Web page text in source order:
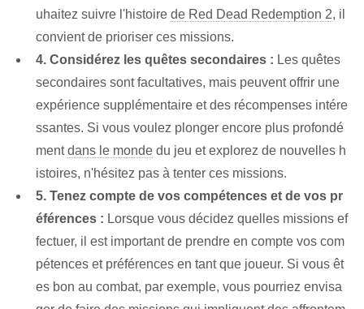
uhaitez suivre l'histoire de Red Dead Redemption 2, il
convient de prioriser ces missions.
4. Considérez les quêtes secondaires : Les quêtes
secondaires sont facultatives, mais peuvent offrir une
expérience supplémentaire et des récompenses intére
ssantes. Si vous voulez plonger encore plus profondé
mentdans le monde du jeu et explorez de nouvelles h
istoires, n'hésitez pas à tenter ces missions.
5. Tenez compte de vos compétences et de vos pr
éférences : Lorsque vous décidez quelles missions ef
fectuer, il est important de prendre en compte vos com
pétences et préférences en tant que joueur. Si vous êt
es bon au combat, par exemple, vous pourriez envisa